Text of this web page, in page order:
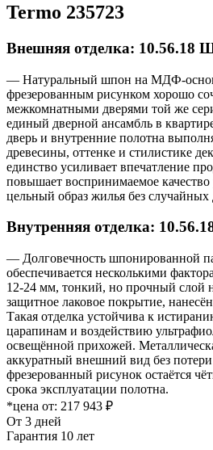
Termo 235723
Внешняя отделка:
— Натуральный шпон на МДФ-
фрезерованным рисунком хорошо
межкомнатными дверями той же
единый дверной ансамбль в
дверь и внутренние полотна
древесины, оттенке и стилистике
единство усиливает впечатление
повышает воспринимаемое
цельный образ жилья без случайных
Внутренняя отделка:
— Долговечность шпонированной
обеспечивается несколькими
12-24 мм, тонкий, но прочный слой
защитное лаковое покрытие,
Такая отделка устойчива к
царапинам и воздействию
освещённой прихожей.
аккуратный внешний вид без
фрезерованный рисунок остаётся
срока эксплуатации полотна.
*цена от: 217 943 ₽
От 3 дней
Гарантия 10 лет